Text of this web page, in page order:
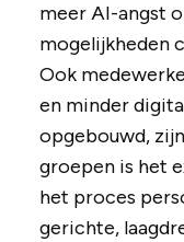
meer AI-angst
mogelijkheden
Ook
en minder
opgebouwd,
groepen is het
het proces
gerichte,